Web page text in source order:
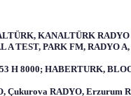
KANALTÜRK RADYO
TEST, PARK FM, RADYO
H 8000; HABERTURK,
Çukurova RADYO, Erzurum